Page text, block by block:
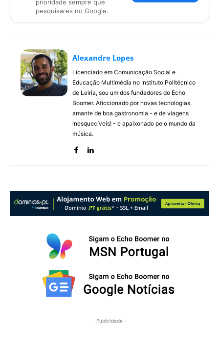
prioridade sempre que
pesquisares no Google.
Alexandre Lopes
Licenciado em Comunicação Social e
Educação Multimédia no Instituto Politécnico
de Leiria, sou um dos fundadores do Echo
Boomer. Aficcionado por novas tecnologias,
amante de boa gastronomia - e de viagens
inesquecíveis! - e apaixonado pelo mundo da
música.
- Publicidade -